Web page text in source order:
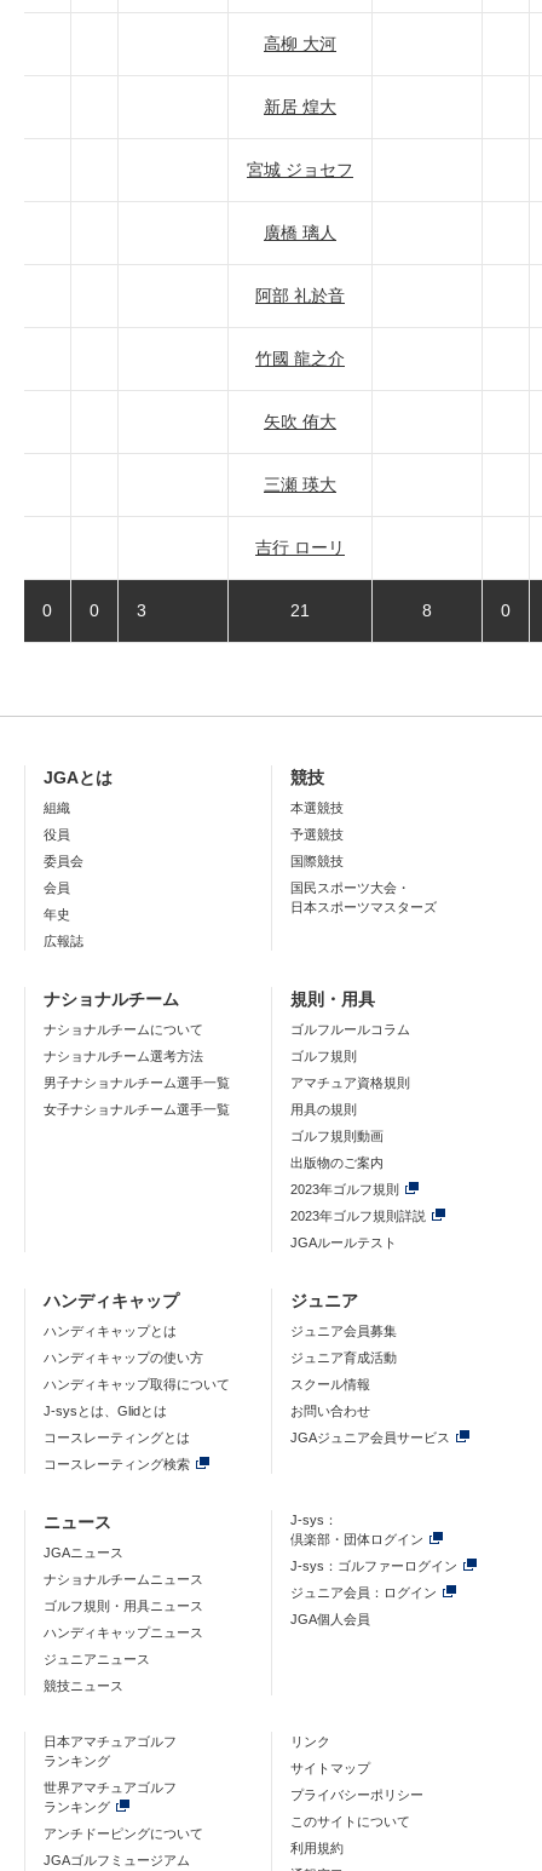
高柳 大河
新居 煌大
宮城 ジョセフ
廣橋 璃人
阿部 礼於音
竹國 龍之介
矢吹 侑大
三瀬 瑛大
吉行 ローリ
0 0 3 21 8 0
JGAとは
組織
役員
委員会
会員
年史
広報誌
競技
本選競技
予選競技
国際競技
国民スポーツ大会・
日本スポーツマスターズ
ナショナルチーム
ナショナルチームについて
ナショナルチーム選考方法
男子ナショナルチーム選手一覧
女子ナショナルチーム選手一覧
規則・用具
ゴルフルールコラム
ゴルフ規則
アマチュア資格規則
用具の規則
ゴルフ規則動画
出版物のご案内
2023年ゴルフ規則
2023年ゴルフ規則詳説
JGAルールテスト
ハンディキャップ
ハンディキャップとは
ハンディキャップの使い方
ハンディキャップ取得について
J-sysとは、Glidとは
コースレーティングとは
コースレーティング検索
ジュニア
ジュニア会員募集
ジュニア育成活動
スクール情報
お問い合わせ
JGAジュニア会員サービス
ニュース
JGAニュース
ナショナルチームニュース
ゴルフ規則・用具ニュース
ハンディキャップニュース
ジュニアニュース
競技ニュース
J-sys：
倶楽部・団体ログイン
J-sys：ゴルファーログイン
ジュニア会員：ログイン
JGA個人会員
日本アマチュアゴルフ
ランキング
世界アマチュアゴルフ
ランキング
アンチドーピングについて
JGAゴルフミュージアム
リンク
サイトマップ
プライバシーポリシー
このサイトについて
利用規約